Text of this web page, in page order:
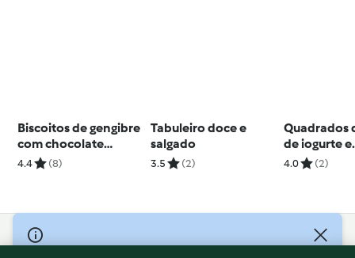
Biscoitos de gengibre
com chocolate
quente picante
4.4 (8)
Tabuleiro doce e
salgado
3.5 (2)
Quadrados
de iogurte e
morangos
4.0 (2)
© Copyright 2026